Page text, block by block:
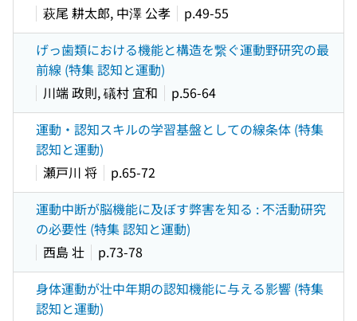
萩尾 耕太郎, 中澤 公孝
p.49-55
げっ歯類における機能と構造を繋ぐ運動野研究の最
前線 (特集 認知と運動)
川端 政則, 礒村 宜和
p.56-64
運動・認知スキルの学習基盤としての線条体 (特集
認知と運動)
瀬戸川 将
p.65-72
運動中断が脳機能に及ぼす弊害を知る : 不活動研究
の必要性 (特集 認知と運動)
西島 壮
p.73-78
身体運動が壮中年期の認知機能に与える影響 (特集
認知と運動)